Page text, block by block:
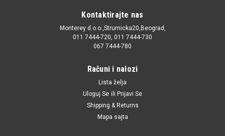
Kontaktirajte nas
Monterey d.o.o.,Strumicka20,Beograd,
011 7444-720, 011 7444-730
067 7444-780
Računi i nalozi
Lista želja
Uloguj Se ili Prijavi Se
Shipping & Returns
Mapa sajta